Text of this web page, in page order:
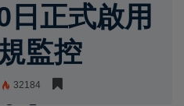
日正式啟用
監控
32184